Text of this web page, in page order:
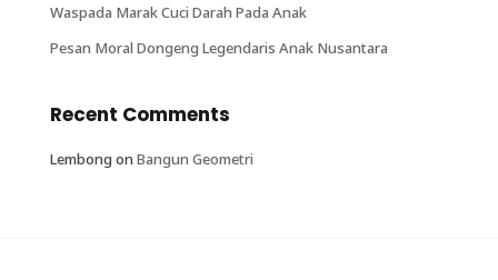
Waspada Marak Cuci Darah Pada Anak
Pesan Moral Dongeng Legendaris Anak Nusantara
Recent Comments
Lembong on Bangun Geometri